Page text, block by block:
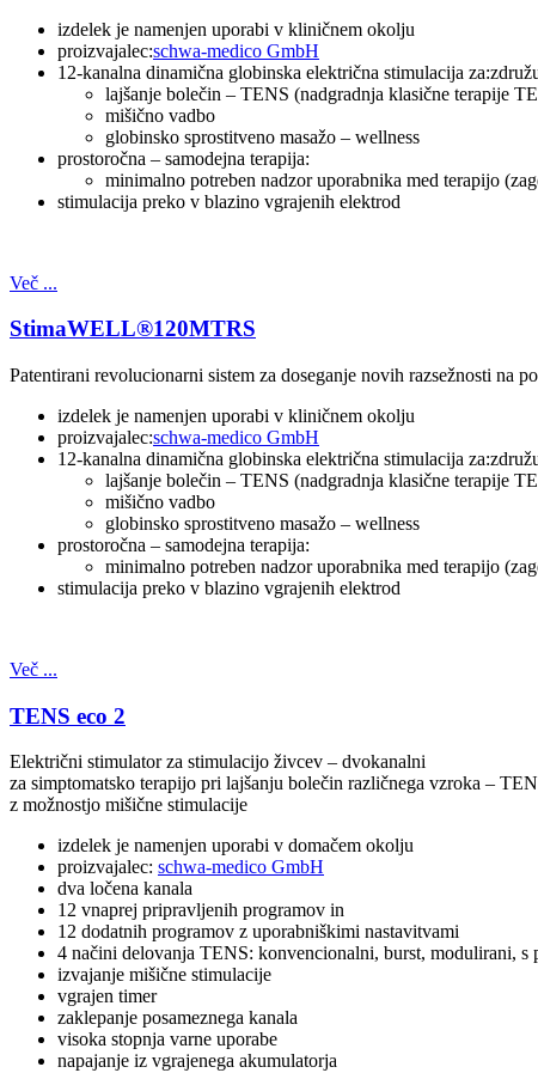
izdelek je namenjen uporabi v kliničnem okolju
proizvajalec:schwa-medico GmbH
12-kanalna dinamična globinska električna stimulacija
lajšanje bolečin – TENS (nadgradnja klasične terapije
mišično vadbo
globinsko sprostitveno masažo – wellness
prostoročna – samodejna terapija:
minimalno potreben nadzor uporabnika med terapijo
stimulacija preko v blazino vgrajenih elektrod
Več ...
StimaWELL®120MTRS
Patentirani revolucionarni sistem za doseganje novih razsežnosti na
izdelek je namenjen uporabi v kliničnem okolju
proizvajalec:schwa-medico GmbH
12-kanalna dinamična globinska električna stimulacija
lajšanje bolečin – TENS (nadgradnja klasične terapije
mišično vadbo
globinsko sprostitveno masažo – wellness
prostoročna – samodejna terapija:
minimalno potreben nadzor uporabnika med terapijo
stimulacija preko v blazino vgrajenih elektrod
Več ...
TENS eco 2
Električni stimulator za stimulacijo živcev – dvokanalni
za simptomatsko terapijo pri lajšanju bolečin različnega vzroka –
z možnostjo mišične stimulacije
izdelek je namenjen uporabi v domačem okolju
proizvajalec: schwa-medico GmbH
dva ločena kanala
12 vnaprej pripravljenih programov in
12 dodatnih programov z uporabniškimi nastavitvami
4 načini delovanja TENS: konvencionalni, burst, modulirani, s
izvajanje mišične stimulacije
vgrajen timer
zaklepanje posameznega kanala
visoka stopnja varne uporabe
napajanje iz vgrajenega akumulatorja